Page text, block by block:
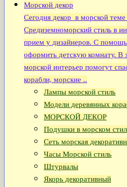
Морской декор
Сегодня декор в морской теме
Средиземноморский стиль в
прием у дизайнеров. С
оформить детскую комнату. В
морской интерьер помогут
корабли, морские ..
Лампы морской стиль
Модели деревянных
МОРСКОЙ ДЕКОР
Подушки в морском
Сеть морская
Часы Морской стиль
Штурвалы
Якорь декоративный